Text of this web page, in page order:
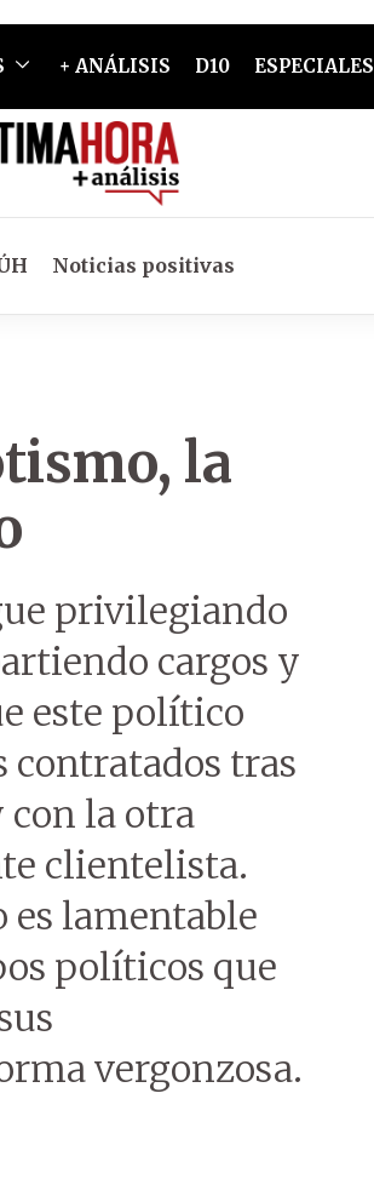
+ ANÁLISIS D10 ESPECIALES
Noticias positivas
la
privilegiando
cargos y
este político
tras
con la otra
clientelista.
es lamentable
políticos que
vergonzosa.